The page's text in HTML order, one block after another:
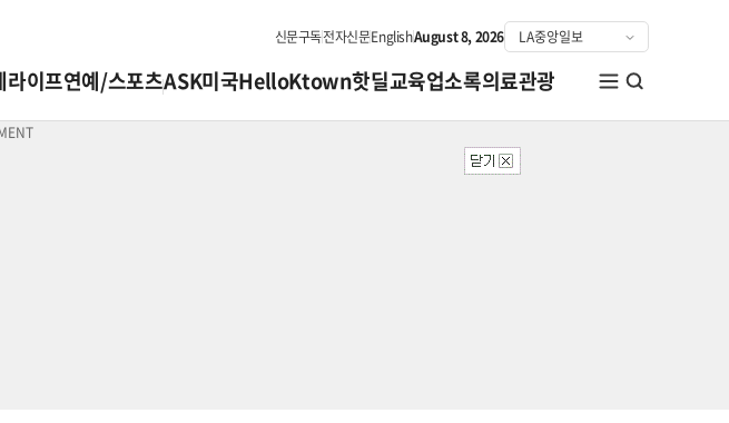
신문구독전자신문EnglishAugust 8, 2026
라이프연예/스포츠ASK미국HelloKtown핫딜교육업소록의료관광